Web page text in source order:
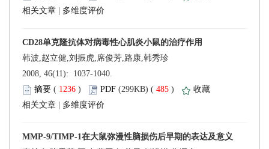
2008, 46(11): 1037-1040.
(
) 485 )